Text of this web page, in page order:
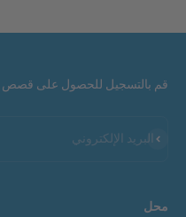
قم بالتسجيل للحصول على
البريد الإلكتروني
اشتراك
محل